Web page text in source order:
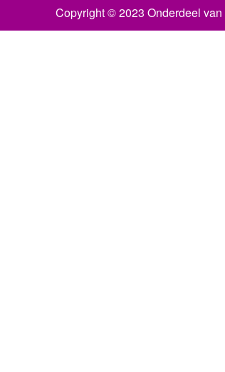
Copyright © 2023 Onderdeel van